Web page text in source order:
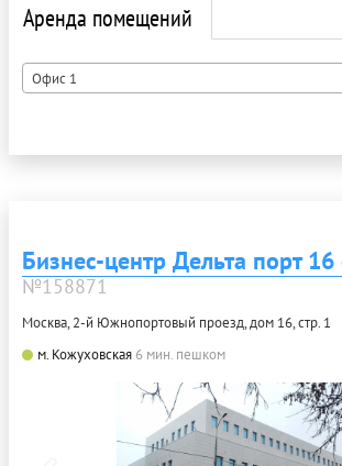
Аренда помещений
Офис 1
Бизнес-центр Дельта порт 16
№158871
Москва, 2-й Южнопортовый проезд, дом 16, стр. 1
м. Кожуховская 6 мин. пешком